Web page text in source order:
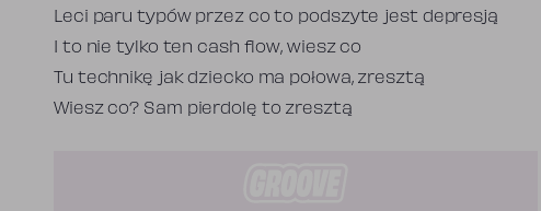
Leci paru typów przez co to podszyte jest depresją
I to nie tylko ten cash flow, wiesz co
Tu technikę jak dziecko ma połowa, zresztą
Wiesz co? Sam pierdolę to zresztą